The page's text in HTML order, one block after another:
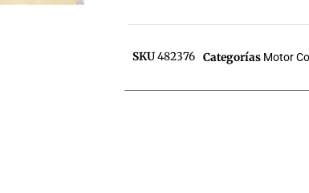
SKU482376 Categorías Motor